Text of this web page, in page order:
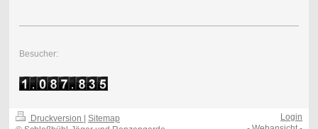
Besucher:
Druckversion
Sitemap
Login